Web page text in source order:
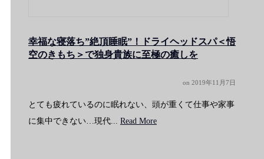
幸福な寝落ち”絶頂睡眠”！ドライヘッドスパ＜悟
空のきもち＞で独身貴族に至極の癒しを
on 2019年11月7日
とても疲れているのに眠れない、頭が重くて仕事や家事
に集中できない…現代... Read More